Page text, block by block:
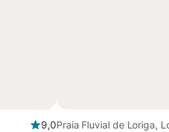
9,0Praia Fluvial de Loriga,